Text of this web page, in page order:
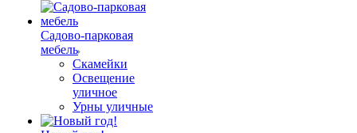
Садово-парковая
мебель
Скамейки
Освещение
уличное
Урны уличные